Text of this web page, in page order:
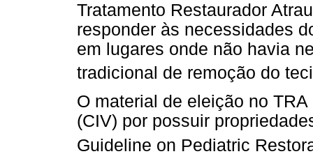
Tratamento Restaurador
responder às necessidades
em lugares onde não havia
tradicional de remoção do
O material de eleição no
(CIV) por possuir
Guideline on Pediatric